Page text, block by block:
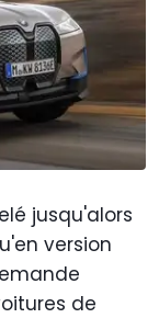
jusqu'alors
version
de